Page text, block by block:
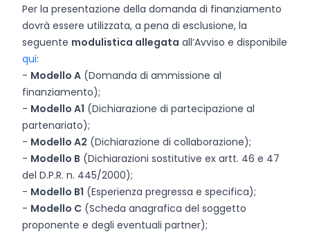
Per la presentazione della domanda di finanziamento
dovrà essere utilizzata, a pena di esclusione, la
seguente modulistica allegata all’Avviso e disponibile
qui:
- Modello A (Domanda di ammissione al
finanziamento);
- Modello A1 (Dichiarazione di partecipazione al
partenariato);
- Modello A2 (Dichiarazione di collaborazione);
- Modello B (Dichiarazioni sostitutive ex artt. 46 e 47
del D.P.R. n. 445/2000);
- Modello B1 (Esperienza pregressa e specifica);
- Modello C (Scheda anagrafica del soggetto
proponente e degli eventuali partner);